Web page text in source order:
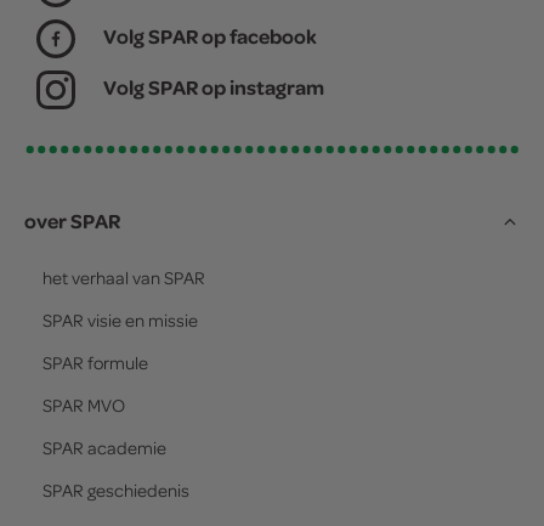
Volg SPAR op facebook
Volg SPAR op instagram
over SPAR
het verhaal van SPAR
SPAR visie en missie
SPAR formule
SPAR MVO
SPAR academie
SPAR geschiedenis